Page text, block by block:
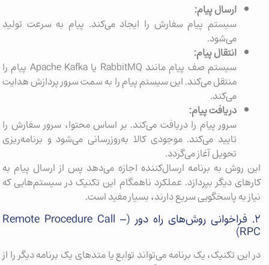
ارسال پیام:
سیستم پیام سفارش را ایجاد می‌کند. پیام به سرعت تولید
می‌شود.
انتقال پیام:
سیستم صف پیام مانند RabbitMQ یا Apache Kafka پیام را
منتقل می‌کند. این سیستم پیام را به سمت سرور پردازش هدایت
می‌کند.
دریافت پیام:
سرور پیام را دریافت می‌کند. بر اساس محتوا، سرور سفارش را
تایید می‌کند. موجودی کالا به‌روزرسانی می‌شود و برنامه‌ریزی
تحویل آغاز می‌گردد.
این روش به برنامه ارسال‌کننده اجازه می‌دهد پس از ارسال پیام به
کارهای دیگر بپردازد. عملکرد ناهمگام این تکنیک در سیستم‌هایی که
نیاز به پاسخگویی سریع دارند، بسیار مفید است.
۲. فراخوانی روش‌های راه دور (Remote Procedure Call –
RPC)
در این تکنیک، یک برنامه می‌تواند توابع یا متدهای یک برنامه دیگر را از